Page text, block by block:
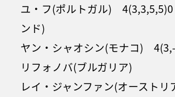
ユ・フ(ポルトガル)
ンド)
ヤン・シャオシン(モナコ)
リフォノバ(ブルガリア)
レイ・ジャンファン(オースト